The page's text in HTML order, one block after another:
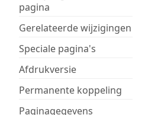
pagina
Gerelateerde wijzigingen
Speciale pagina's
Afdrukversie
Permanente koppeling
Paginagegevens